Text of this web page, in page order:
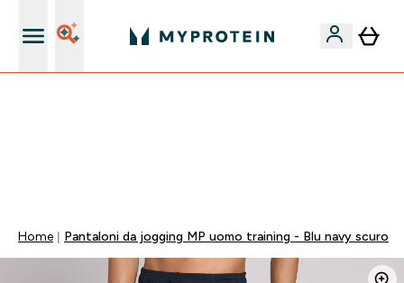
Home Pantaloni da jogging MP uomo training - Blu navy scuro